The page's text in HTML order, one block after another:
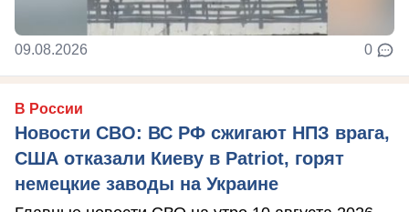
09.08.2026 0
В России
Новости СВО: ВС РФ сжигают НПЗ врага,
США отказали Киеву в Patriot, горят
немецкие заводы на Украине